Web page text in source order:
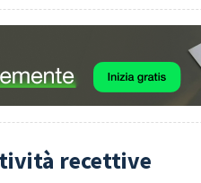
recettive